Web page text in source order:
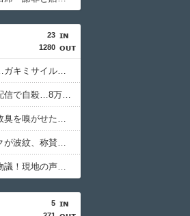
23
1280
【悲報】かもしれない運転、限界突破…ガキミサイルにネット震撼
【悲報】韓国在住日本人女性、ライブ配信で自殺…8万人が閲覧
【悲報】元原爆資料館長「小学生に腐敗臭を嗅がせたい」発言で大炎上
【甲子園】仙台育英女子マネのウインクが波紋、称賛と批判が激突
【熊本旅行支援】鈴木紗理奈の発言が物議！現地の声と真実
5